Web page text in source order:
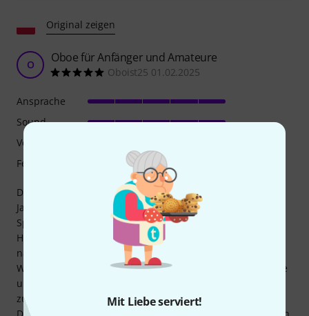
Mit Liebe serviert!
Original zeigen
O Oboe für Anfänger und Amateure
Oboist25 01.02.2025
Der Kauf dieses Instruments war für mich nach mehreren
Jahren eine Rückkehr zum Spielen. Da ich früher an
Spielautomaten gespielt habe, war die Umstellung auf
Halbautomatik für mich eine kleine Herausforderung, aber
nach ein paar Tagen Übung habe ich mich daran gewöhnt.
Was mich etwas überrascht hat, war die zusätzliche Lasche
unter dem linken Daumen – so etwas hatte ich noch nie
zuvor gesehen. Die Oboe ist sehr gut verarbeitet, gute
Dynamik, klanglich habe ich keine Bedenken. Insgesamt bin
Ansprache
Sound
Verarbeitung
Features